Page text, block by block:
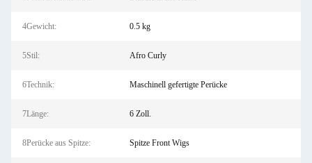
4Gewicht: 0.5 kg
5Stil: Afro Curly
6Technik: Maschinell gefertigte Perücke
7Länge: 6 Zoll.
8Perücke aus Spitze: Spitze Front Wigs